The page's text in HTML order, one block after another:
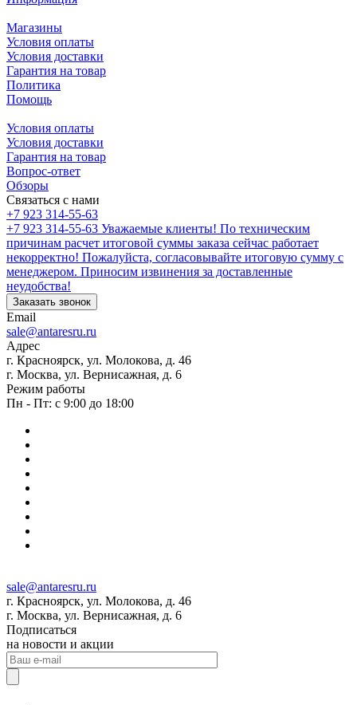
Магазины
Условия оплаты
Условия доставки
Гарантия на товар
Политика
Помощь
Условия оплаты
Условия доставки
Гарантия на товар
Вопрос-ответ
Обзоры
Связаться с нами
+7 923 314-55-63
+7 923 314-55-63 Уважаемые клиенты! По техническим
причинам расчет итоговой суммы заказа сейчас работает
некорректно! Пожалуйста, согласовывайте итоговую сумму с
менеджером. Приносим извинения за доставленные
неудобства!
Заказать звонок
Email
sale@antaresru.ru
Адрес
г. Красноярск, ул. Молокова, д. 46
г. Москва, ул. Вернисажная, д. 6
Режим работы
Пн - Пт: с 9:00 до 18:00
sale@antaresru.ru
г. Красноярск, ул. Молокова, д. 46
г. Москва, ул. Вернисажная, д. 6
Подписаться
на новости и акции